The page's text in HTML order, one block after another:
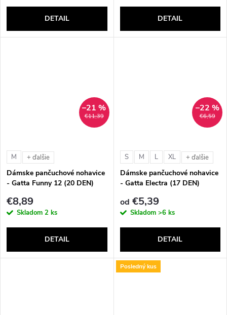
DETAIL DETAIL
€11,39
–21 %
M + ďalšie
Dámske pančuchové nohavice
- Gatta Funny 12 (20 DEN)
€8,89
Skladom 2 ks
DETAIL
€6,59
–22 %
S M L XL + ďalšie
Dámske pančuchové nohavice
- Gatta Electra (17 DEN)
od €5,39
Skladom >6 ks
DETAIL
Posledný kus